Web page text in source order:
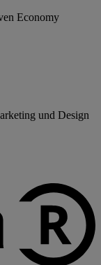
Economy
und Design